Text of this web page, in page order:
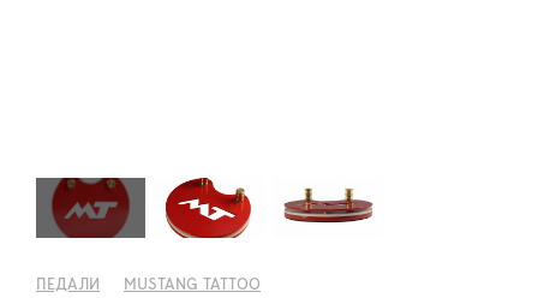
ПЕДАЛИ MUSTANG TATTOO